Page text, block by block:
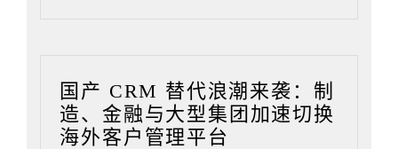
国产 CRM 替代浪潮来袭：制
造、金融与大型集团加速切换
海外客户管理平台